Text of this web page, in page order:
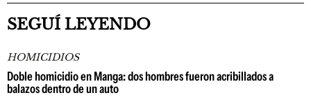
SEGUÍ LEYENDO
HOMICIDIOS
Doble homicidio en Manga: dos hombres fueron acribillados a
balazos dentro de un auto